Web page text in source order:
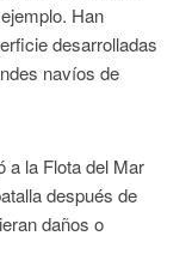
Han
desarrolladas
navíos de
a la Flota del Mar
después de
daños o